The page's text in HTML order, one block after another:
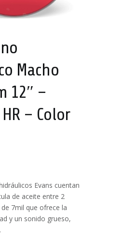
Macho
12″ –
– Color
Evans cuentan
de aceite entre 2
7mil que ofrece la
y un sonido grueso,